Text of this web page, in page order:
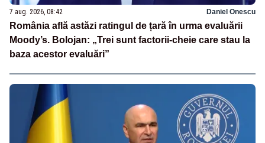
7 aug. 2026, 08:42 Daniel Onescu
România află astăzi ratingul de țară în urma evaluării
Moody’s. Bolojan: „Trei sunt factorii-cheie care stau la
baza acestor evaluări”